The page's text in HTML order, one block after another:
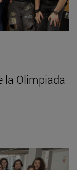
la Olimpiada